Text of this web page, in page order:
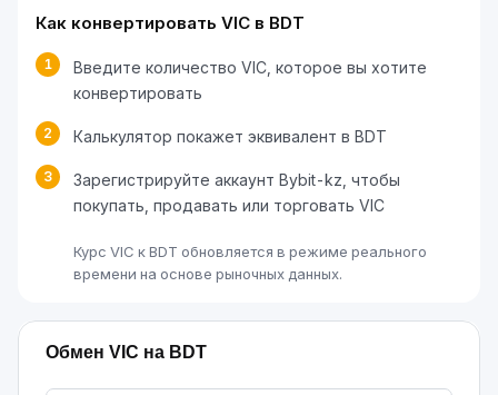
Как конвертировать VIC в BDT
1
Введите количество VIC, которое вы хотите
конвертировать
2 Калькулятор покажет эквивалент в BDT
3
Зарегистрируйте аккаунт Bybit-kz, чтобы
покупать, продавать или торговать VIC
Курс VIC к BDT обновляется в режиме реального
времени на основе рыночных данных.
Обмен VIC на BDT